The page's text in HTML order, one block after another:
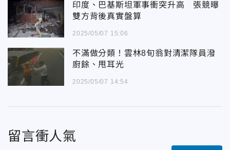
印度、巴基斯坦軍事衝突升高 張競曝
雙方背後真實盤算
2025/05/07 15:06
不滿做分類！雲林8旬翁對清潔隊員潑
廚餘、甩耳光
2025/05/07 14:54
留言衝人氣